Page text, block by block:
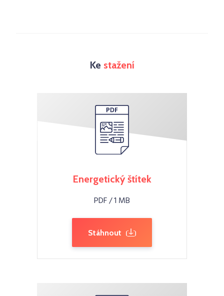
Ke stažení
Energetický štítek
PDF / 1 MB
Stáhnout